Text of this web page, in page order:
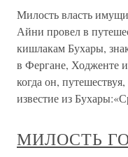
Милость власть
Айни провел в
кишлакам Бухары,
в Фергане, Ходженте
когда он,
известие из
МИЛОСТЬ